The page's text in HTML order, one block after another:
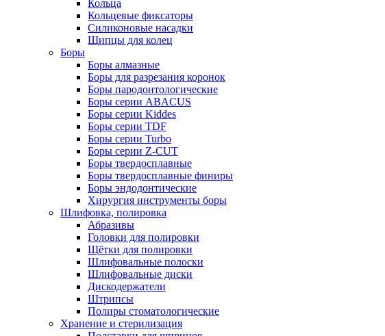
Кольца
Кольцевые фиксаторы
Силиконовые насадки
Щипцы для колец
Боры
Боры алмазные
Боры для разрезания коронок
Боры пародонтологические
Боры серии ABACUS
Боры серии Kiddes
Боры серии TDF
Боры серии Turbo
Боры серии Z-CUT
Боры твердосплавные
Боры твердосплавные финиры
Боры эндодонтические
Хирургия инструменты боры
Шлифовка, полировка
Абразивы
Головки для полировки
Щётки для полировки
Шлифовальные полоски
Шлифовальные диски
Дискодержатели
Штрипсы
Полиры стоматологические
Хранение и стерилизация